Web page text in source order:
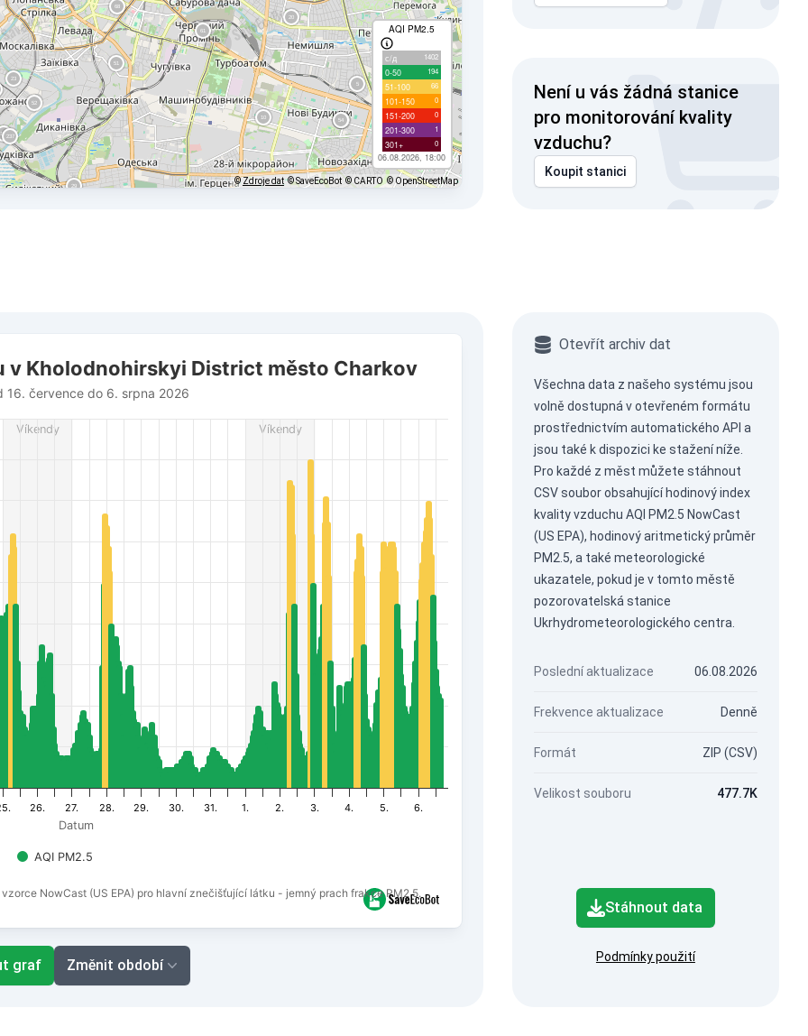
AQI PM2.5
с/д 1402
0-50 194
51-100 66
101-150 0
151-200 0
201-300 1
301+ 0
06.08.2026, 18:00
© Zdroje dat © SaveEcoBot © CARTO © OpenStreetMap
Není u vás žádná stanice
pro monitorování kvality
vzduchu?
Koupit stanici
from 3 to 80.
NowCast (US EPA) pro hlavní znečišťující látku - jemný prach frakce PM2.5.
Víkendy
Víkendy
Datum
Kholodnohirskyi District město Charkov
16. července do 6. srpna 2026
AQI PM2.5
26. 27. 28. 29. 30. 31. 1. 2. 3. 4. 5. 6.
graf
Změnit období
Otevřít archiv dat
Všechna data z našeho systému jsou
volně dostupná v otevřeném formátu
prostřednictvím automatického API a
jsou také k dispozici ke stažení níže.
Pro každé z měst můžete stáhnout
CSV soubor obsahující hodinový index
kvality vzduchu AQI PM2.5 NowCast
(US EPA), hodinový aritmetický průměr
PM2.5, a také meteorologické
ukazatele, pokud je v tomto městě
pozorovatelská stanice
Ukrhydrometeorologického centra.
Poslední aktualizace 06.08.2026
Frekvence aktualizace Denně
Formát ZIP (CSV)
Velikost souboru 477.7K
Stáhnout data
Podmínky použití